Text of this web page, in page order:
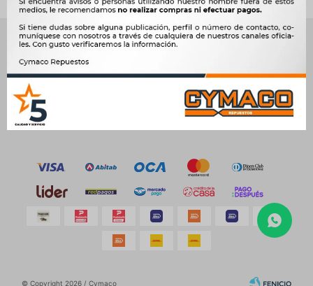
¡Suscribite y recibí todas nuestras novedades!
SUSCRIBIRME
© Copyright 2026 / Cymaco